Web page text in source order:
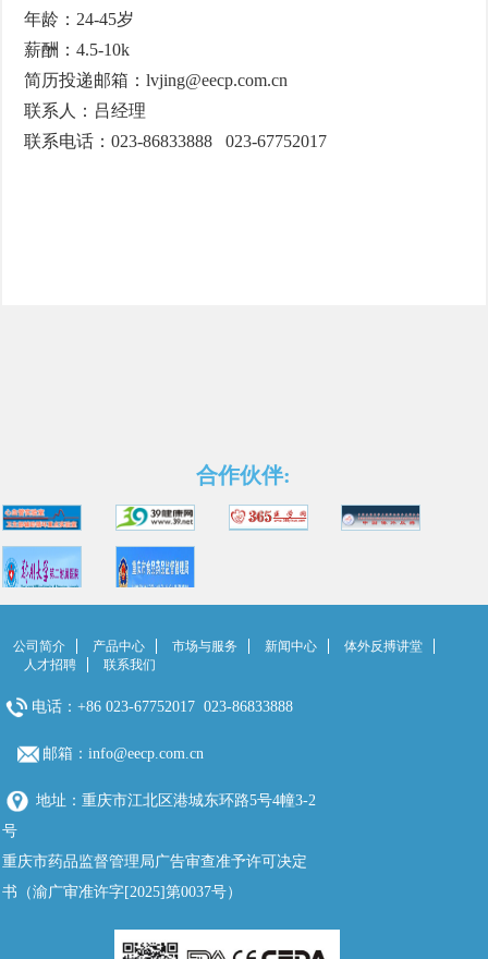
年龄：24-45岁
薪酬：4.5-10k
简历投递邮箱：lvjing@eecp.com.cn
联系人：吕经理
联系电话：023-86833888 023-67752017
合作伙伴:
公司简介 产品中心 市场与服务 新闻中心
体外反搏讲堂
人才招聘
联系我们
电话：+86 023-67752017 023-86833888
邮箱：info@eecp.com.cn
地址：重庆市江北区港城东环路5号4幢3-2
号
重庆市药品监督管理局广告审查准予许可决定
书（渝广审准许字[2025]第0037号）